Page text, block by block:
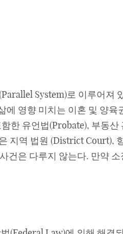
System)로 이루어져
영향 미치는 이혼 및 양육
한 유언법(Probate), 부동산
지역 법원 (District Court),
건은 다루지 않는다. 만약